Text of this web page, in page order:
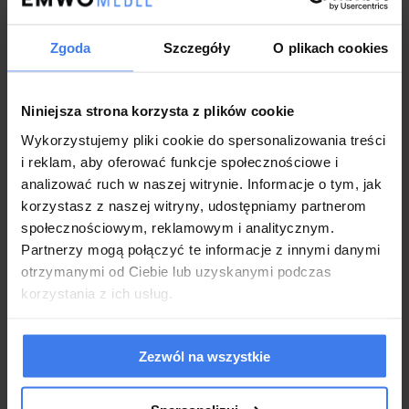
Zgoda Szczegóły O plikach cookies
Niniejsza strona korzysta z plików cookie
Wykorzystujemy pliki cookie do spersonalizowania treści
i reklam, aby oferować funkcje społecznościowe i
analizować ruch w naszej witrynie. Informacje o tym, jak
korzystasz z naszej witryny, udostępniamy partnerom
społecznościowym, reklamowym i analitycznym.
Partnerzy mogą połączyć te informacje z innymi danymi
otrzymanymi od Ciebie lub uzyskanymi podczas
korzystania z ich usług.
Zezwól na wszystkie
Materiał: Welur
Pojemnik na pościel: Tak
Wykonanie:
Łóżko wykonane z najwyższej jakości materiałów
Dekoracyjne przeszyciatworzące pulchności
Wyprofilowany zagłówek gwarantujący maksymalny poziom